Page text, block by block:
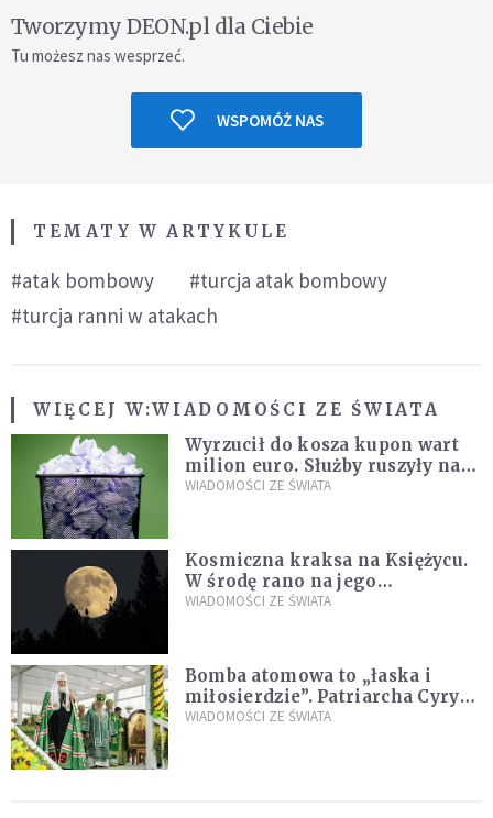
Tworzymy DEON.pl dla Ciebie
Tu możesz nas wesprzeć.
WSPOMÓŻ NAS
TEMATY W ARTYKULE
#atak bombowy
#turcja atak bombowy
#turcja ranni w atakach
WIĘCEJ W:WIADOMOŚCI ZE ŚWIATA
Wyrzucił do kosza kupon wart
milion euro. Służby ruszyły na
poszukiwania
WIADOMOŚCI ZE ŚWIATA
Kosmiczna kraksa na Księżycu.
W środę rano na jego
powierzchni dojdzie do
WIADOMOŚCI ZE ŚWIATA
Bomba atomowa to „łaska i
miłosierdzie”. Patriarcha Cyryl
wychwala Putina
WIADOMOŚCI ZE ŚWIATA